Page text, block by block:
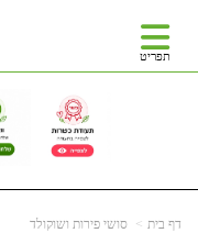
תפריט
דף בית סושי פירות ושוקולד